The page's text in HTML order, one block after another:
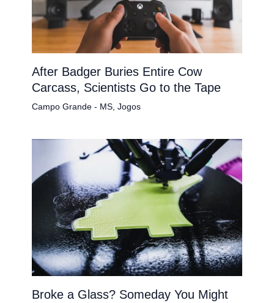
After Badger Buries Entire Cow
Carcass, Scientists Go to the Tape
Campo Grande - MS, Jogos
Broke a Glass? Someday You Might